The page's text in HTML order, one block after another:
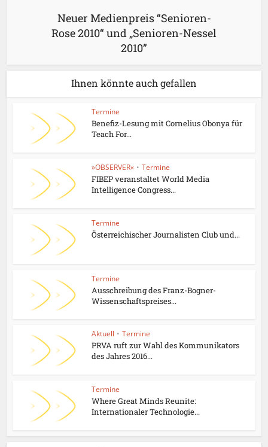
Neuer Medienpreis “Senioren-
Rose 2010“ und „Senioren-Nessel
2010”
Ihnen könnte auch gefallen
Termine
Benefiz-Lesung mit Cornelius Obonya für
Teach For...
»OBSERVER« • Termine
FIBEP veranstaltet World Media
Intelligence Congress...
Termine
Österreichischer Journalisten Club und...
Termine
Ausschreibung des Franz-Bogner-
Wissenschaftspreises...
Aktuell • Termine
PRVA ruft zur Wahl des Kommunikators
des Jahres 2016...
Termine
Where Great Minds Reunite:
Internationaler Technologie...